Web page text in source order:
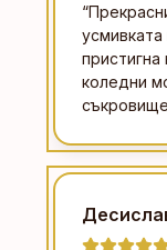
“
коледни